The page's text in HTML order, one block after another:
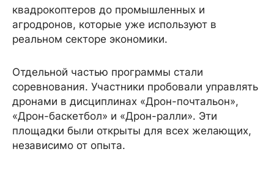
квадрокоптеров до промышленных и
агродронов, которые уже используют в
реальном секторе экономики.
Отдельной частью программы стали
соревнования. Участники пробовали управлять
дронами в дисциплинах «Дрон-почтальон»,
«Дрон-баскетбол» и «Дрон-ралли». Эти
площадки были открыты для всех желающих,
независимо от опыта.